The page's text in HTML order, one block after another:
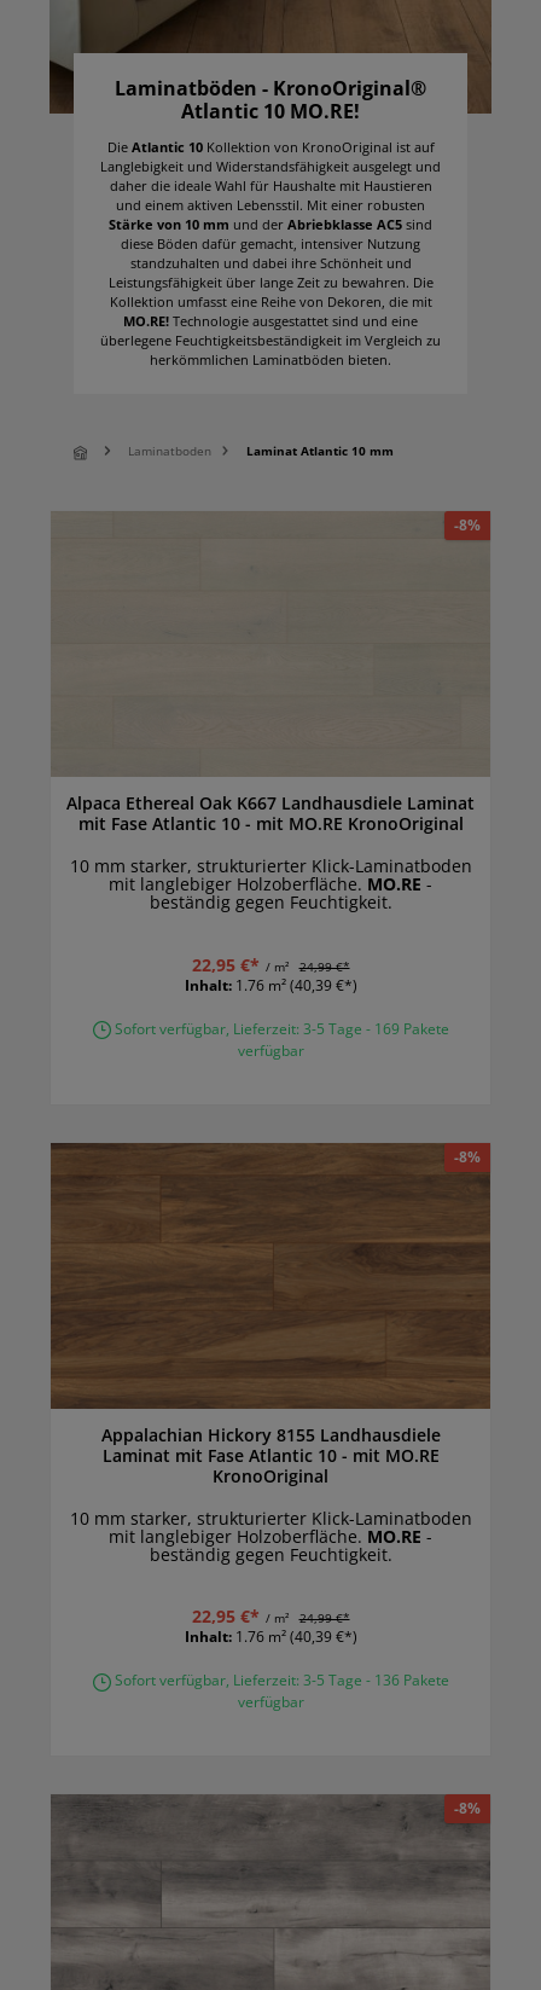
Laminatböden - KronoOriginal®
Atlantic 10 MO.RE!
Die Atlantic 10Kollektion von KronoOriginal ist auf
Langlebigkeit und Widerstandsfähigkeit ausgelegt und
daher die ideale Wahl für Haushalte mit Haustieren
und einem aktiven Lebensstil. Mit einer robusten
Stärke von 10 mm und der Abriebklasse AC5 sind
diese Böden dafür gemacht, intensiver Nutzung
standzuhalten und dabei ihre Schönheit und
Leistungsfähigkeit über lange Zeit zu bewahren. Die
Kollektion umfasst eine Reihe von Dekoren, die mit
MO.RE! Technologie ausgestattet sind und eine
überlegene Feuchtigkeitsbeständigkeit im Vergleich zu
herkömmlichen Laminatböden bieten.
Laminatboden Laminat Atlantic 10 mm
-8%
Alpaca Ethereal Oak K667 Landhausdiele Laminat
mit Fase Atlantic 10 - mit MO.RE KronoOriginal
10 mm starker, strukturierter Klick-Laminatboden
mit langlebiger Holzoberfläche. MO.RE -
beständig gegen Feuchtigkeit.
22,95 €* / m² 24,99 €*
Inhalt: 1.76 m²(40,39 €*)
Sofort verfügbar, Lieferzeit: 3-5 Tage - 169 Pakete
verfügbar
-8%
Appalachian Hickory 8155 Landhausdiele
Laminat mit Fase Atlantic 10 - mit MO.RE
KronoOriginal
10 mm starker, strukturierter Klick-Laminatboden
mit langlebiger Holzoberfläche. MO.RE -
beständig gegen Feuchtigkeit.
22,95 €* / m² 24,99 €*
Inhalt: 1.76 m²(40,39 €*)
Sofort verfügbar, Lieferzeit: 3-5 Tage - 136 Pakete
verfügbar
-8%